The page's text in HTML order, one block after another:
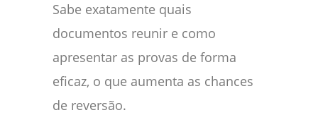
Sabe exatamente quais
documentos reunir e como
apresentar as provas de forma
eficaz, o que aumenta as chances
de reversão.